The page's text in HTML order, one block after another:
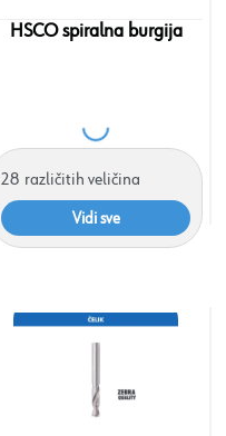
HSCO spiralna burgija
28 različitih veličina
Vidi sve